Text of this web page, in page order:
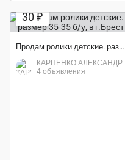
30 ₽
Продам ролики детские. размер 35-35 б/у
КАРПЕНКО АЛЕКСАНДР
4 объявления